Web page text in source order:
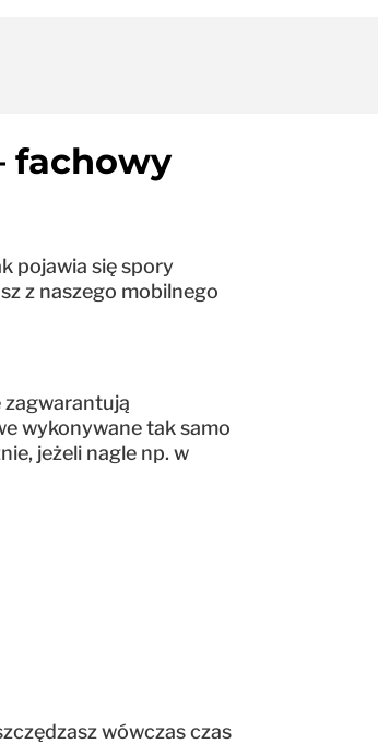
fachowy
pojawia się spory
z naszego mobilnego
zagwarantują
wykonywane tak samo
jeżeli nagle np. w
wówczas czas